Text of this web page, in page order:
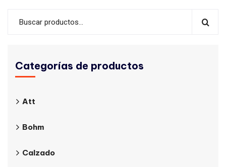
Categorías de productos
Att
Bohm
Calzado